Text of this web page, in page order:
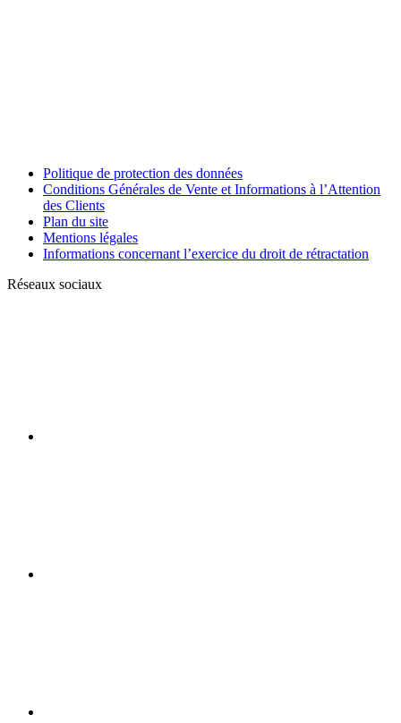
Politique de protection des données
Conditions Générales de Vente et Informations à l’Attention
des Clients
Plan du site
Mentions légales
Informations concernant l’exercice du droit de rétractation
Réseaux sociaux